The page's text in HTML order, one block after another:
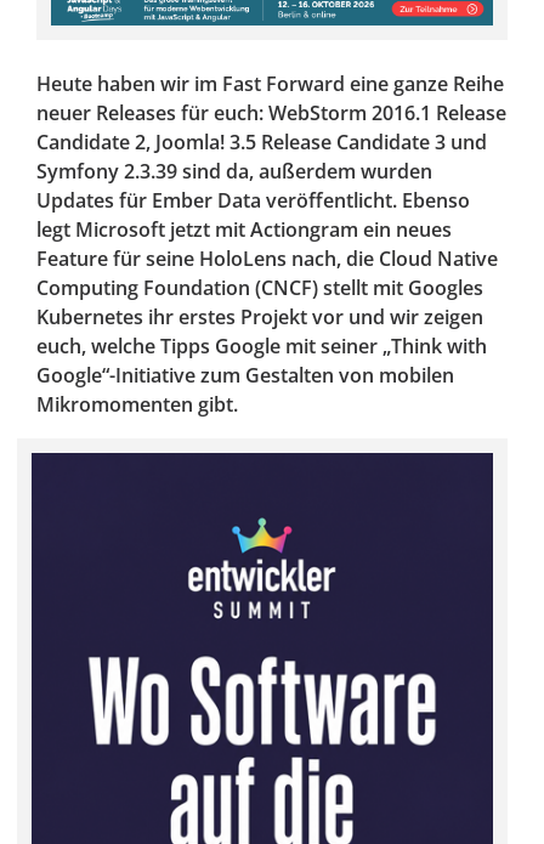
Heute haben wir im Fast Forward eine ganze Reihe
neuer Releases für euch: WebStorm 2016.1 Release
Candidate 2, Joomla! 3.5 Release Candidate 3 und
Symfony 2.3.39 sind da, außerdem wurden
Updates für Ember Data veröffentlicht. Ebenso
legt Microsoft jetzt mit Actiongram ein neues
Feature für seine HoloLens nach, die Cloud Native
Computing Foundation (CNCF) stellt mit Googles
Kubernetes ihr erstes Projekt vor und wir zeigen
euch, welche Tipps Google mit seiner „Think with
Google“-Initiative zum Gestalten von mobilen
Mikromomenten gibt.